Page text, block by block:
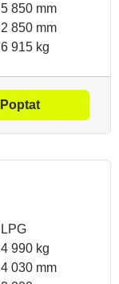
5 850 mm
2 850 mm
6 915 kg
Poptat
LPG
4 990 kg
4 030 mm